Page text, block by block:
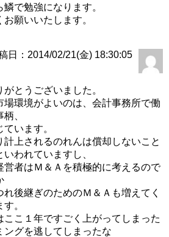
で勉強になります。
願いいたします。
日：2014/02/21(金) 18:30:05
とうございました。
場環境がよいのは、会計事務所で働
、
います。
計上されるのれんは償却しないこと
われていますし、
営者はＭ＆Ａを積極的に考えるので
後継ぎのためのＭ＆Ａも増えてく
。
ここ１年ですごく上がってしまった
ングを逃してしまったな